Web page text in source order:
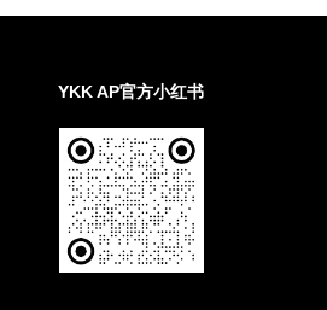
YKK AP官方小红书